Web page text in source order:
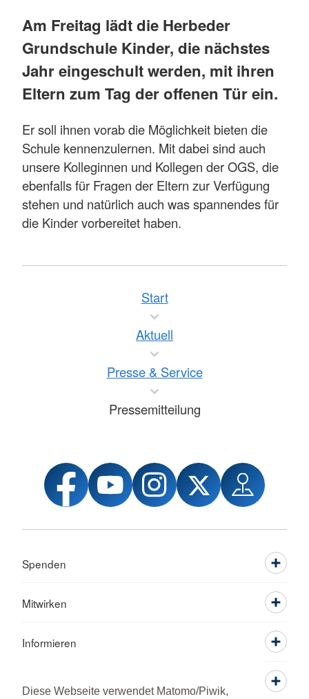
Diese Webseite verwendet Matomo/Piwik,
Am Freitag lädt die Herbeder
Grundschule Kinder, die nächstes
Jahr eingeschult werden, mit ihren
Eltern zum Tag der offenen Tür ein.
Er soll ihnen vorab die Möglichkeit bieten die
Schule kennenzulernen. Mit dabei sind auch
unsere Kolleginnen und Kollegen der OGS, die
ebenfalls für Fragen der Eltern zur Verfügung
stehen und natürlich auch was spannendes für
die Kinder vorbereitet haben.
Start
Aktuell
Presse & Service
Pressemitteilung
Spenden
Mitwirken
Informieren